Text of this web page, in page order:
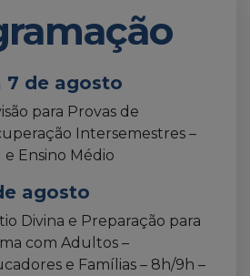
7 de agosto
para Provas de
Intersemestres –
e Ensino Médio
agosto
Divina e Preparação para
com Adultos –
e Famílias – 8h/9h –